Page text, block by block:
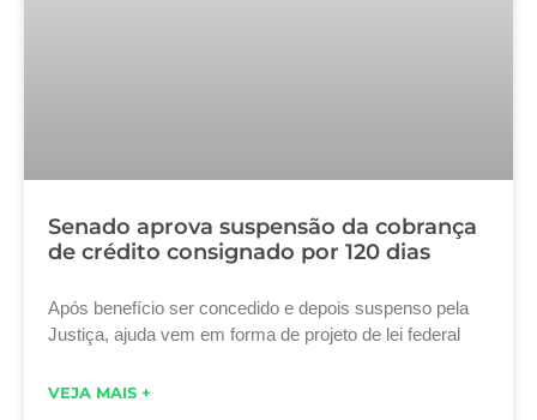
Senado aprova suspensão da cobrança
de crédito consignado por 120 dias
Após benefício ser concedido e depois suspenso pela
Justiça, ajuda vem em forma de projeto de lei federal
VEJA MAIS +